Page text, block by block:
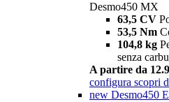
Desmo450 MX
63,5 CV
53,5 Nm
104,8 kg
senza
A partire da
configura scopri
new Desmo450